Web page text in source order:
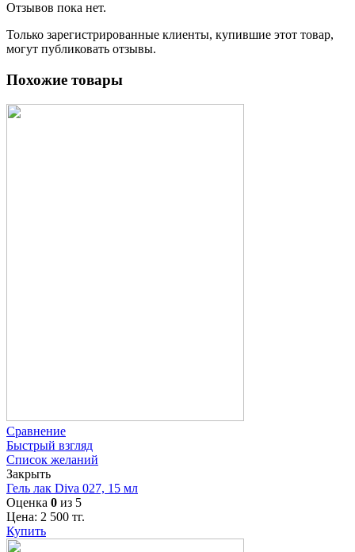
Отзывов пока нет.
Только зарегистрированные клиенты, купившие этот товар,
могут публиковать отзывы.
Похожие товары
Сравнение
Быстрый взгляд
Список желаний
Закрыть
Гель лак Diva 027, 15 мл
Оценка 0 из 5
Цена: 2 500 тг.
Купить